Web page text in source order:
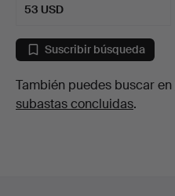
53 USD
Suscribir búsqueda
También puedes buscar en
subastas concluidas.